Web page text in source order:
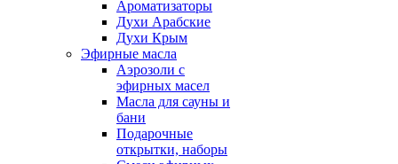
Ароматизаторы
Духи Арабские
Духи Крым
Эфирные масла
Аэрозоли с
эфирных масел
Масла для сауны и
бани
Подарочные
открытки, наборы